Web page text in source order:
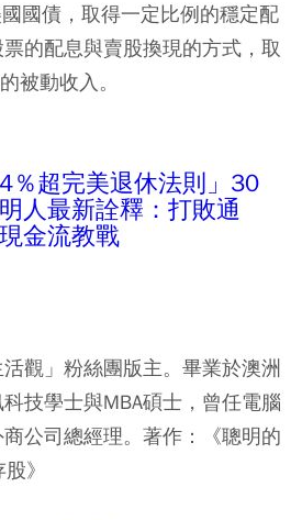
國債，取得一定比例的穩定配
的配息與賣股換現的方式，取
被動收入。
％超完美退休法則」30
人最新詮釋：打敗通
金流教戰
活觀」粉絲團版主。畢業於澳洲
技學士與MBA碩士，曾任電腦
公司總經理。著作：《聰明的
》